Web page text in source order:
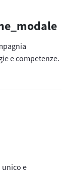
e competenze.
unico e